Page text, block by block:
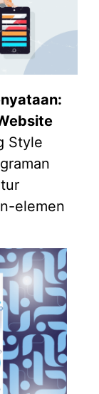
Style
elemen